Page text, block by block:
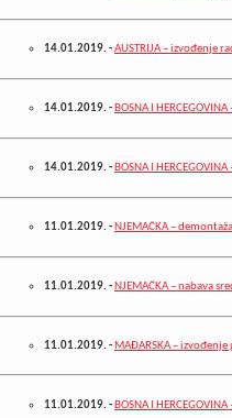
14.01.2019.-AUSTRIJA – izvođenje
14.01.2019.-BOSNA I
14.01.2019.-BOSNA I
11.01.2019.- NJEMAČKA –
11.01.2019.- NJEMAČKA – nabava
11.01.2019.- MAĐARSKA –
11.01.2019.- BOSNA I